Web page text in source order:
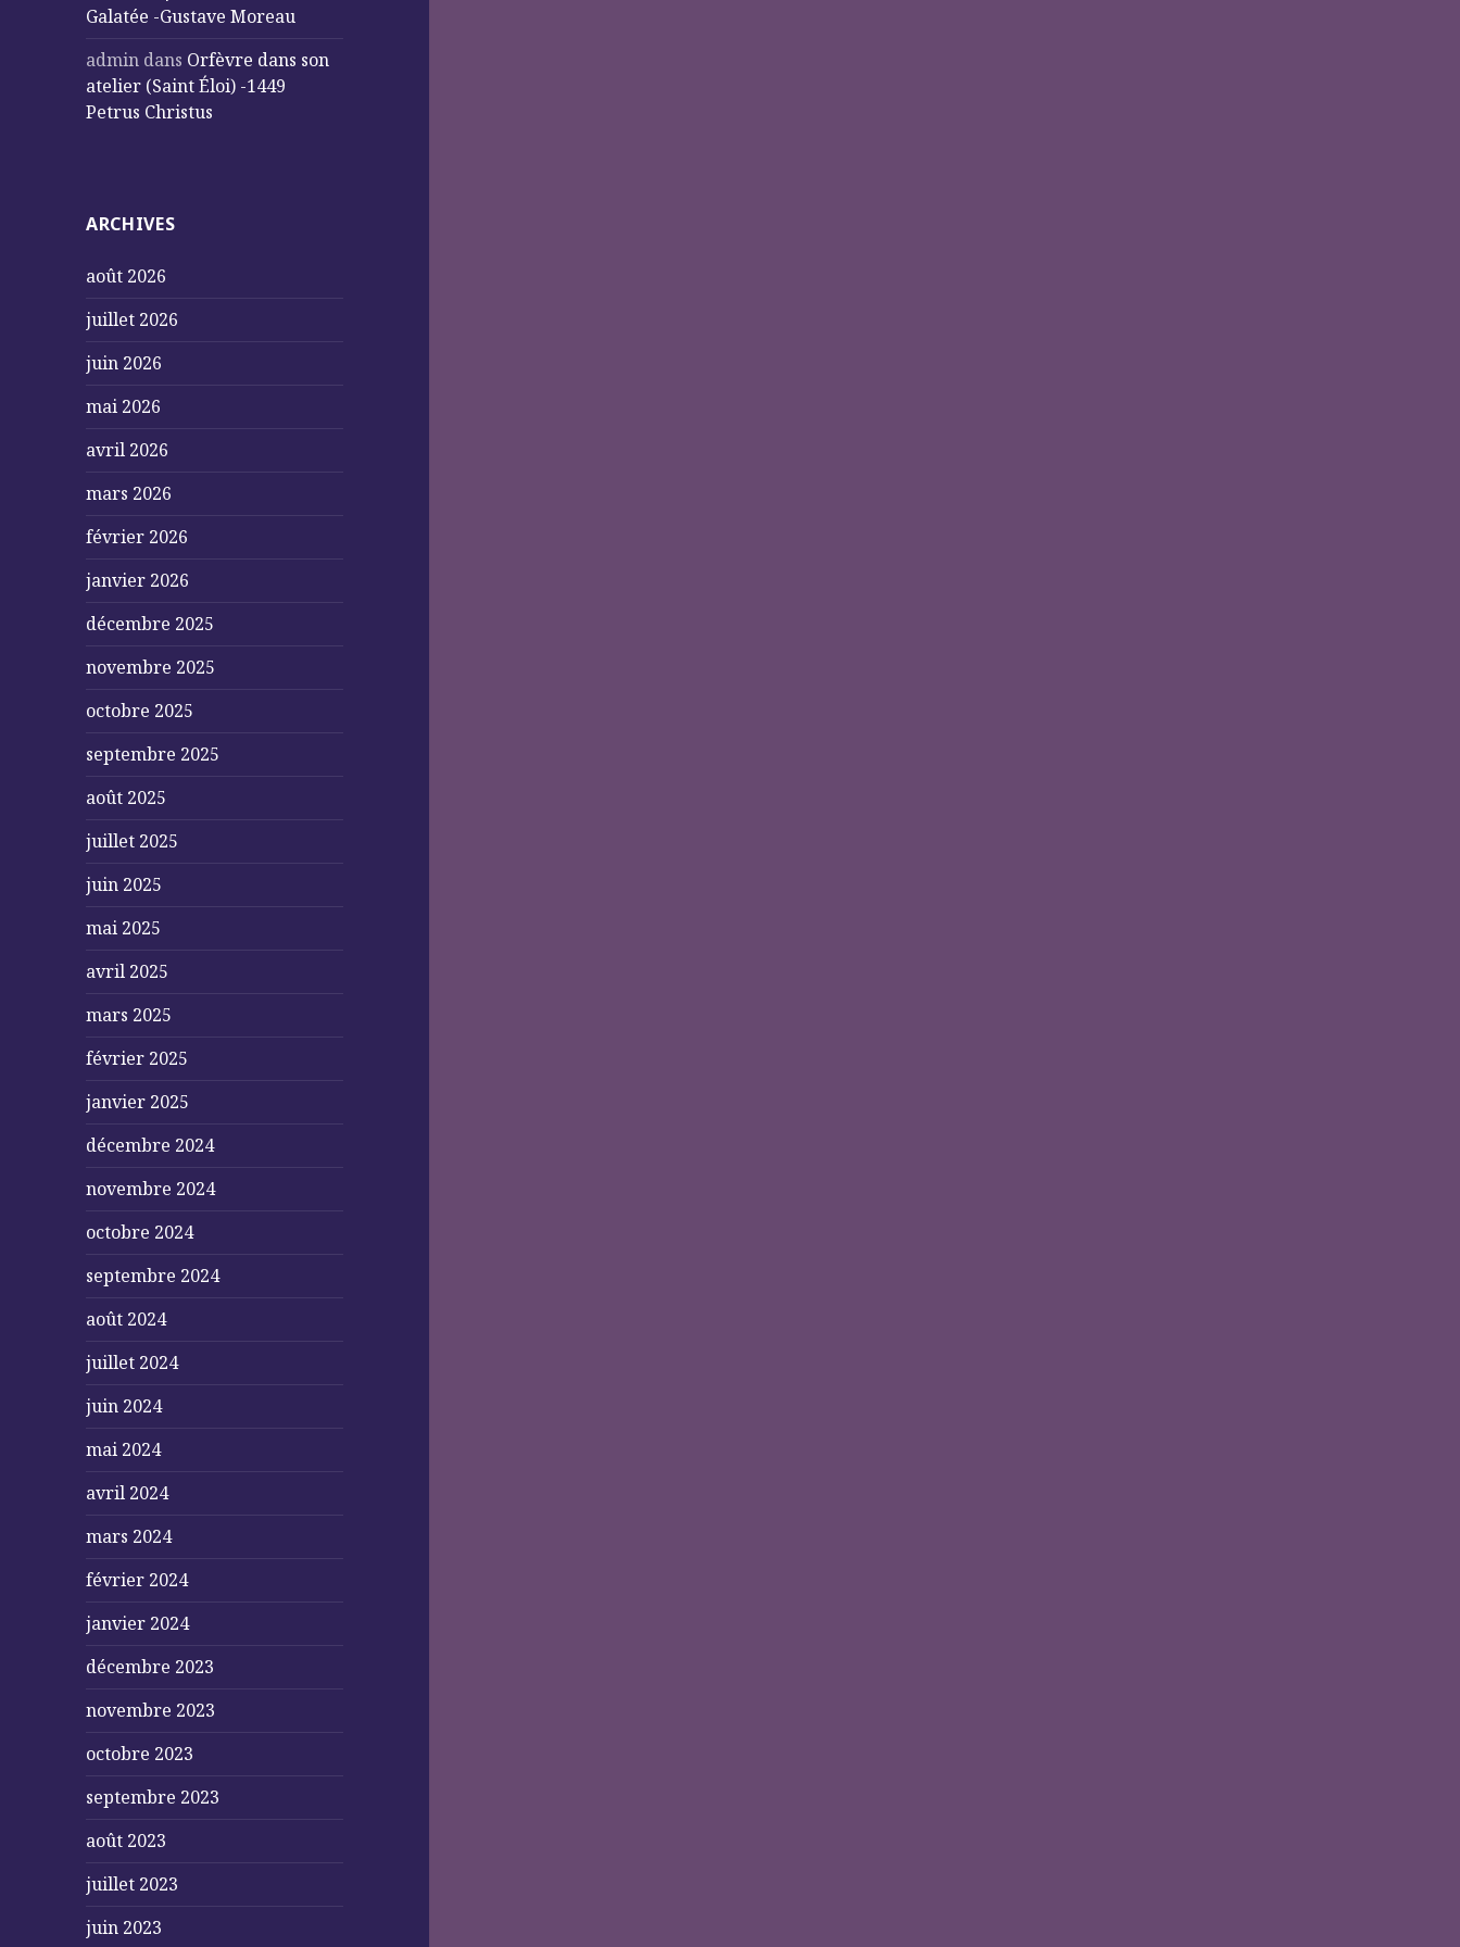
Galatée -Gustave Moreau
admin dans Orfèvre dans son
atelier (Saint Éloi) -1449
Petrus Christus
ARCHIVES
août 2026
juillet 2026
juin 2026
mai 2026
avril 2026
mars 2026
février 2026
janvier 2026
décembre 2025
novembre 2025
octobre 2025
septembre 2025
août 2025
juillet 2025
juin 2025
mai 2025
avril 2025
mars 2025
février 2025
janvier 2025
décembre 2024
novembre 2024
octobre 2024
septembre 2024
août 2024
juillet 2024
juin 2024
mai 2024
avril 2024
mars 2024
février 2024
janvier 2024
décembre 2023
novembre 2023
octobre 2023
septembre 2023
août 2023
juillet 2023
juin 2023